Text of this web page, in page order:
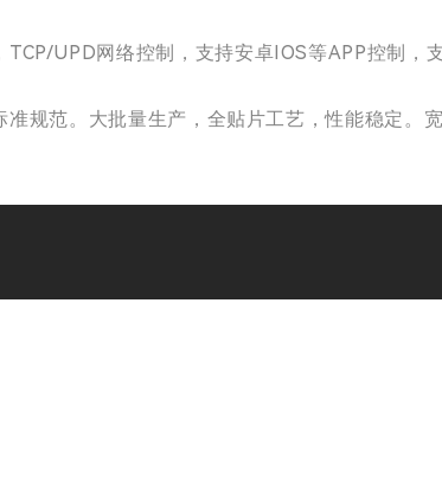
UPD网络控制，支持安卓IOS等APP控制，
规范。大批量生产，全贴片工艺，性能稳定。